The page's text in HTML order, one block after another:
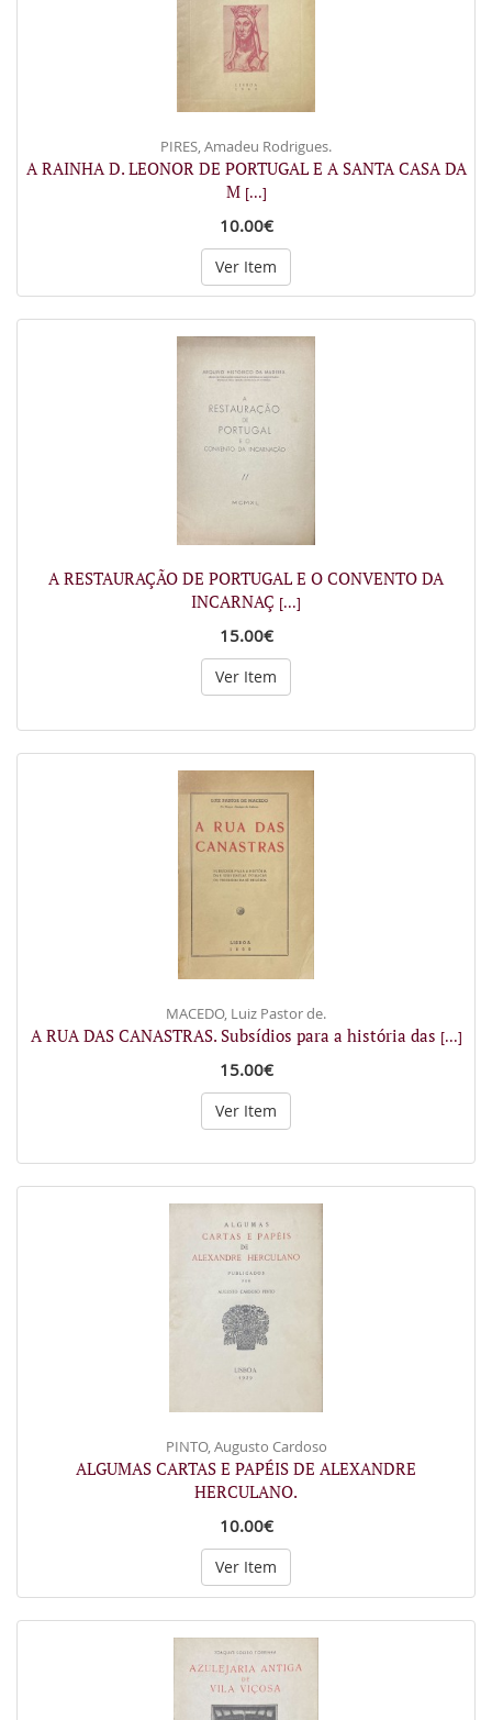
PIRES, Amadeu Rodrigues.
A RAINHA D. LEONOR DE PORTUGAL E A SANTA CASA DA
M [...]
10.00€
Ver Item
A RESTAURAÇÃO DE PORTUGAL E O CONVENTO DA
INCARNAÇ [...]
15.00€
Ver Item
MACEDO, Luiz Pastor de.
A RUA DAS CANASTRAS. Subsídios para a história das [...]
15.00€
Ver Item
PINTO, Augusto Cardoso
ALGUMAS CARTAS E PAPÉIS DE ALEXANDRE
HERCULANO.
10.00€
Ver Item